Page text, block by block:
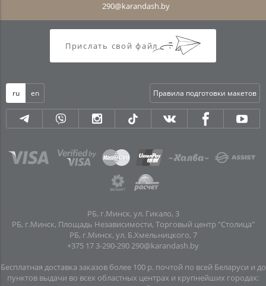
290@karandash.by
Прислать свой файл
ru en Правила подготовки макетов
РБ, г.Минск, ул. Гикало, 3
РБ, г.Минск, Площадь Независимости, Торговый центр "Столица"
РБ, г.Минск, ул. Б.Хмельницкого, 7
+375 17 3-290-290 290@karandash.by
Бесплатная доставка заказов более 100 р. почтой по всей Беларуси и до
пунктов выдачи во всех областных центрах и крупнейших городах: